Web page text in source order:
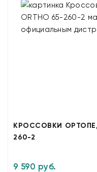
КРОССОВКИ
260-2
9 590 руб.